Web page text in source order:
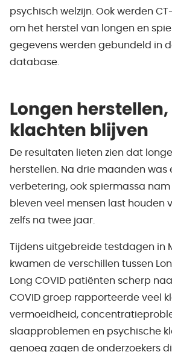
psychisch welzijn. Ook werden
om het herstel van longen en
gegevens werden gebundeld in
database.
Longen
klachten blijven
De resultaten lieten zien dat
herstellen. Na drie maanden was
verbetering, ook spiermassa nam
bleven veel mensen last houden
zelfs na twee jaar.
Tijdens uitgebreide testdagen in
kwamen de verschillen tussen
Long COVID patiënten scherp
COVID groep rapporteerde veel
vermoeidheid,
slaapproblemen en psychische
genoeg zagen de onderzoekers